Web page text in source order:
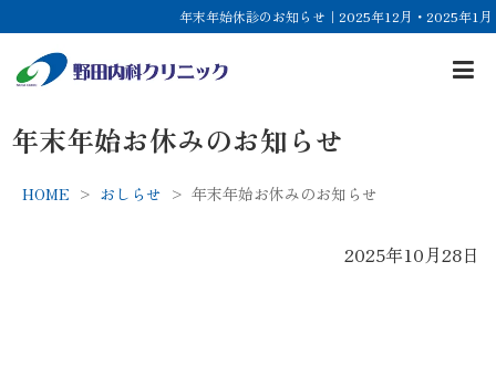
年末年始休診のお知らせ｜2025年12月・2025年1月
年末年始お休みのお知らせ
HOME おしらせ 年末年始お休みのお知らせ
2025年10月28日